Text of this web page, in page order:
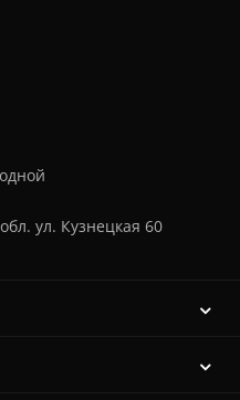
ул. Кузнецкая 60